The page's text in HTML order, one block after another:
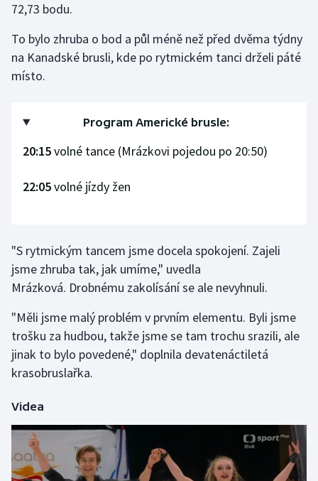
Gymnastika
Házená
Judo
Krasobruslení
Lezení
Moderní pětiboj
Motorsport
Olympijské hry
Parasport
Plážový volejbal
Ragby
72,73 bodu.
To bylo zhruba o bod a půl méně než před dvěma týdny
na Kanadské brusli, kde po rytmickém tanci drželi páté
místo.
Program Americké brusle:
20:15volné tance (Mrázkovi pojedou po 20:50)
22:05volné jízdy žen
"S rytmickým tancem jsme docela spokojení. Zajeli
jsme zhruba tak, jak umíme," uvedla
Mrázková. Drobnému zakolísání se ale nevyhnuli.
"Měli jsme malý problém v prvním elementu. Byli jsme
trošku za hudbou, takže jsme se tam trochu srazili, ale
jinak to bylo povedené," doplnila devatenáctiletá
krasobruslařka.
Videa